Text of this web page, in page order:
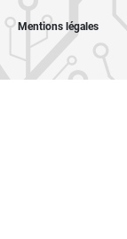
Mentions légales